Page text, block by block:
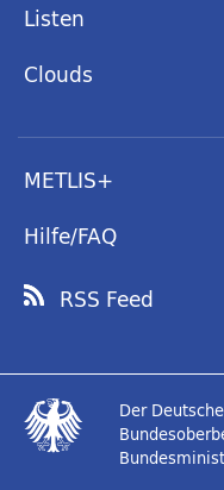
Listen
Clouds
METLIS+
Hilfe/FAQ
RSS Feed
Der